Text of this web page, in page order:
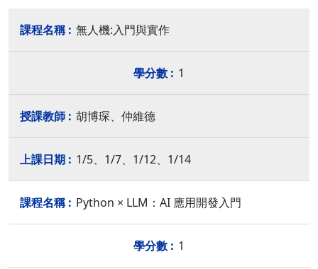
無人機:入門與實作
1
胡博琛、仲維德
1/5、1/7、1/12、1/14
Python × LLM：AI 應用開發入門
1